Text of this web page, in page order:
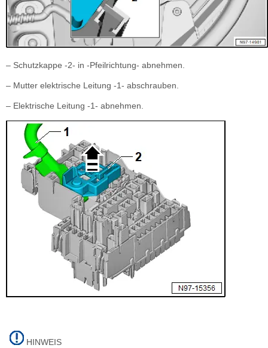
– Schutzkappe -2- in -Pfeilrichtung- abnehmen.
– Mutter elektrische Leitung -1- abschrauben.
– Elektrische Leitung -1- abnehmen.
HINWEIS